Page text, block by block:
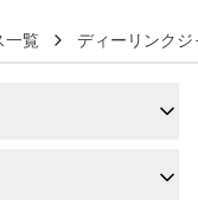
一覧 ディーリンク